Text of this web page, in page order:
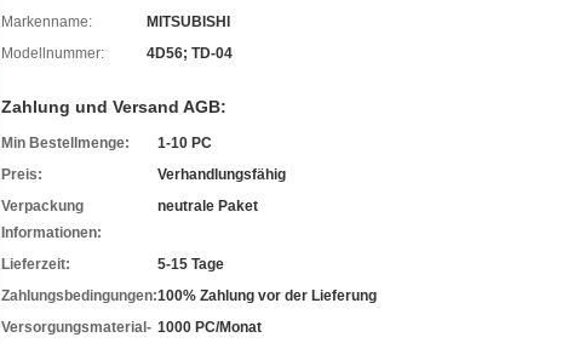
Markenname:
MITSUBISHI
Modellnummer:
4D56; TD-04
Zahlung und Versand AGB:
Min Bestellmenge:
1-10 PC
Preis:
Verhandlungsfähig
Verpackung
Informationen:
neutrale Paket
Lieferzeit:
5-15 Tage
Zahlungsbedingungen:100% Zahlung vor der Lieferung
Versorgungsmaterial- 1000 PC/Monat